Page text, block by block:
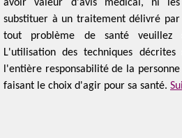
avoir valeur d'avis médical, ni les
substituer à un traitement délivré
tout problème de santé veuillez
L'utilisation des techniques
l'entière responsabilité de la
faisant le choix d'agir pour sa santé.